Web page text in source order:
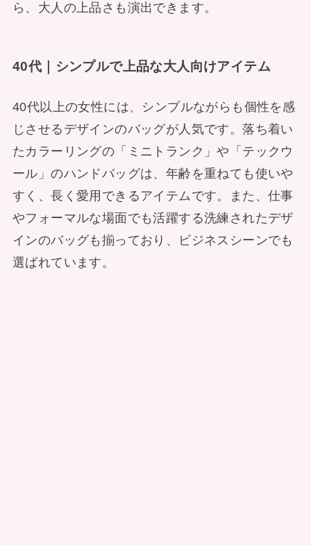
ら、大人の上品さも演出できます。
40代｜シンプルで上品な大人向けアイテム
40代以上の女性には、シンプルながらも個性を感
じさせるデザインのバッグが人気です。落ち着い
たカラーリングの「ミニトランク」や「テックウ
ール」のハンドバッグは、年齢を重ねても使いや
すく、長く愛用できるアイテムです。また、仕事
やフォーマルな場面でも活躍する洗練されたデザ
インのバッグも揃っており、ビジネスシーンでも
選ばれています。